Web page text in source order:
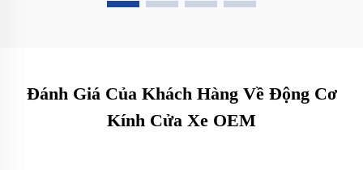
Đánh Giá Của Khách Hàng Về Động Cơ
Kính Cửa Xe OEM